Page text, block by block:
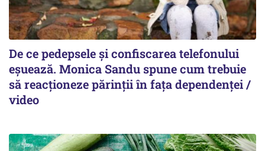
De ce pedepsele și confiscarea telefonului
eșuează. Monica Sandu spune cum trebuie
să reacționeze părinții în fața dependenței /
video